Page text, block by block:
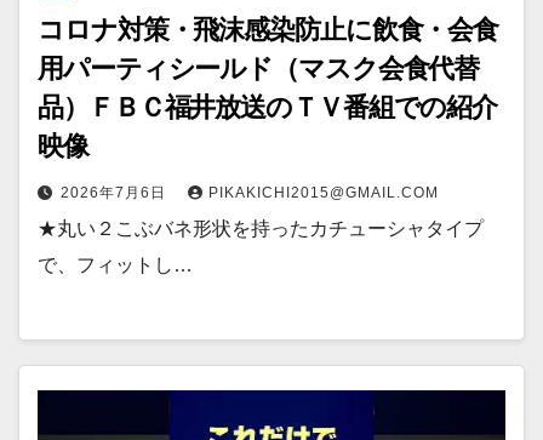
コロナ対策・飛沫感染防止に飲食・会食
用パーティシールド（マスク会食代替
品）ＦＢＣ福井放送のＴＶ番組での紹介
映像
2026年7月6日 PIKAKICHI2015@GMAIL.COM
★丸い２こぶバネ形状を持ったカチューシャタイプ
で、フィットし…